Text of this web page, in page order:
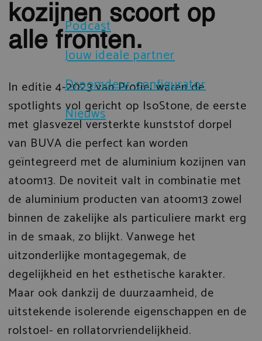
Sloten en beveiliging
Prefab gevelelementen
IsoStone dorpel voor aluminium
Droomdeur-configurator
Brochures
Certificaten
Technische documenten
Verduurzaming
Podcast
Jouw ideale partner
Droomdeur-configurator
Nieuws
kozijnen scoort op
alle fronten.
In editie 4-2023 van Profiel waren de
spotlights vol gericht op IsoStone, de eerste
met glasvezel versterkte kunststof dorpel
van BUVA die perfect kan worden
geïntegreerd met de aluminium kozijnen van
atoom13. De noviteit valt in combinatie met
de aluminium producten van atoom13 zowel
binnen de zakelijke als particuliere markt erg
in de smaak, zo blijkt. Vanwege het
uitzonderlijke montagegemak, de
degelijkheid en het esthetische karakter.
Maar ook dankzij de duurzaamheid, de
uitstekende isolerende eigenschappen en de
rolstoel- en rollatorvriendelijkheid.